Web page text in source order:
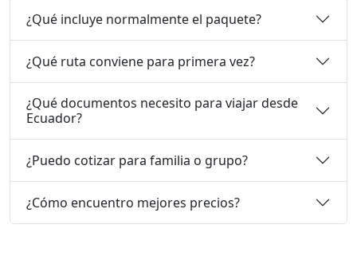
¿Qué incluye normalmente el paquete?
¿Qué ruta conviene para primera vez?
¿Qué documentos necesito para viajar desde
Ecuador?
¿Puedo cotizar para familia o grupo?
¿Cómo encuentro mejores precios?